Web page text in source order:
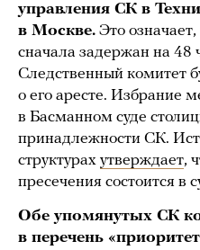
управления СК в
в Москве. Это
сначала задержан на 48
Следственный комитет
о его аресте. Избрание
в Басманном суде
принадлежности СК.
структурах утверждает,
пресечения состоится в
Обе упомянутых СК
в перечень